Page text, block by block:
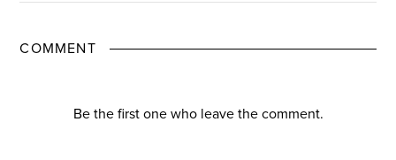
COMMENT
Be the first one who leave the comment.